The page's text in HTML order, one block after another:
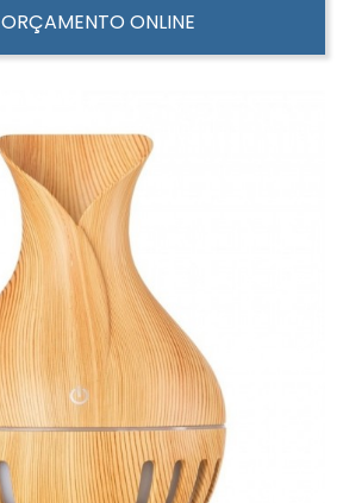
ORÇAMENTO ONLINE